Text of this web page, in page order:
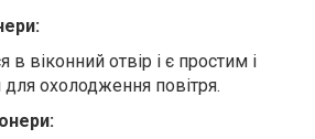
отвір і є простим і
охолодження повітря.